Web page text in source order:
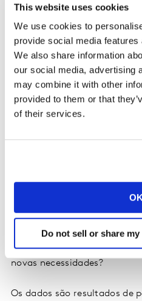
This website uses cookies
We use cookies to
provide social media
We also share information
our social media, advertising
may combine it with other
provided to them or that
of their services.
OK
Do not sell or share
uso e compra dos
Beleza foi impactado, mas
mercados essenciais se
necessidades começam a
Neste material iremos
COVID-19. O que você
- O que comunicar e como
inovação?
- Como adequar meu
novas necessidades?
Os dados são resultados de